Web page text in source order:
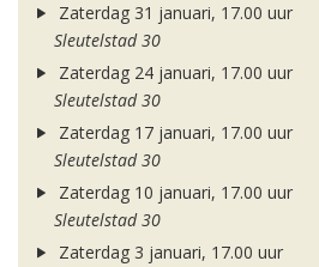
Zaterdag 31 januari, 17.00 uur
Sleutelstad 30
Zaterdag 24 januari, 17.00 uur
Sleutelstad 30
Zaterdag 17 januari, 17.00 uur
Sleutelstad 30
Zaterdag 10 januari, 17.00 uur
Sleutelstad 30
Zaterdag 3 januari, 17.00 uur